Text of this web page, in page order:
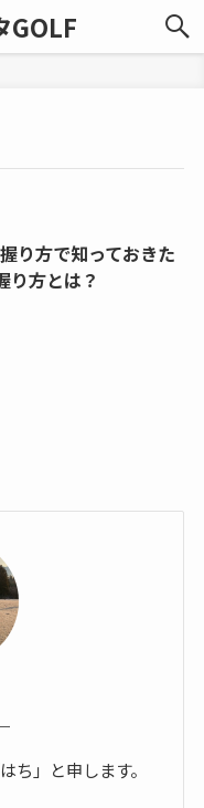
GOLF
り方で知っておきた
り方とは？
ち」と申します。